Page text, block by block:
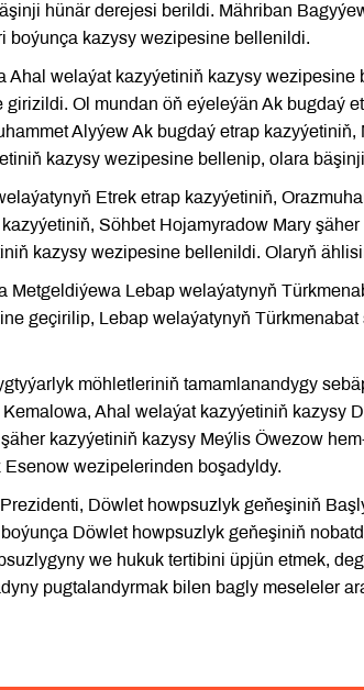
hünär derejesi berildi. Mähriban
boýunça kazysy wezipesine bellenildi.
Ahal welaýat kazyýetiniň kazysy
girizildi. Ol mundan öň eýeleýän Ak bugdaý
Alyýew Ak bugdaý etrap
kazysy wezipesine bellenip, olara
Etrek etrap kazyýetiniň,
Söhbet Hojamyradow Mary
kazysy wezipesine bellenildi. Olaryň
Metgeldiýewa Lebap welaýatynyň
geçirilip, Lebap welaýatynyň
möhletleriniň tamamlanandygy
Ahal welaýat kazyýetiniň kazysy
kazyýetiniň kazysy Meýlis Öwezow
wezipelerinden boşadyldy.
Döwlet howpsuzlyk geňeşiniň
Döwlet howpsuzlyk geňeşiniň
we hukuk tertibini üpjün etmek,
pugtalandyrmak bilen bagly meseleler